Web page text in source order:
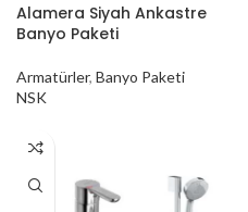
Alamera Siyah Ankastre
Banyo Paketi
Armatürler, Banyo Paketi
NSK